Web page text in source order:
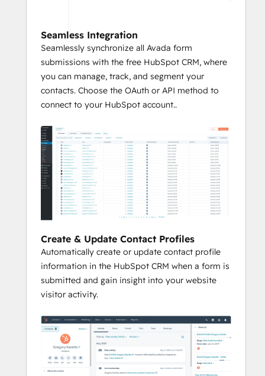
Seamless Integration
Seamlessly synchronize all Avada form
submissions with the free HubSpot CRM, where
you can manage, track, and segment your
contacts. Choose the OAuth or API method to
connect to your HubSpot account..
Create & Update Contact Profiles
Automatically create or update contact profile
information in the HubSpot CRM when a form is
submitted and gain insight into your website
visitor activity.